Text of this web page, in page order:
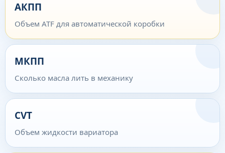
АКПП
Объем ATF для автоматической коробки
МКПП
Сколько масла лить в механику
CVT
Объем жидкости вариатора